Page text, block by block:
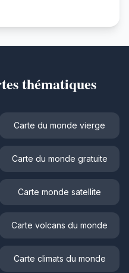
thématiques
Carte du monde vierge
Carte du monde gratuite
Carte monde satellite
Carte volcans du monde
Carte climats du monde